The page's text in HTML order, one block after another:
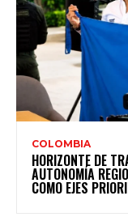
COLOMBIA
HORIZONTE DE
AUTONOMÍA
COMO EJES